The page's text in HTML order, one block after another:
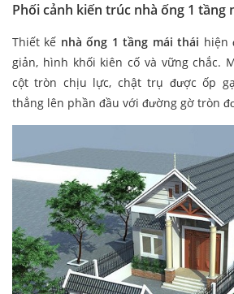
Phối cảnh kiến trúc nhà ống 1 tầng
Thiết kế nhà ống 1 tầng mái thái hiện
giản, hình khối kiên cố và vững chắc.
cột tròn chịu lực, chật trụ được ốp
thẳng lên phần đầu với đường gờ tròn